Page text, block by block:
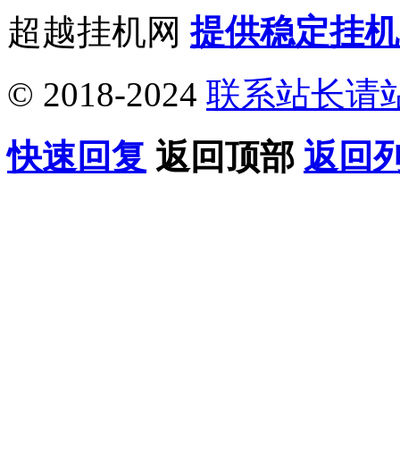
超越挂机网提供稳定挂
© 2018-2024 联系站长请
快速回复 返回顶部 返回